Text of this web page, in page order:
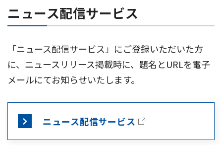
ニュース配信サービス
「ニュース配信サービス」にご登録いただいた方
に、ニュースリリース掲載時に、題名とURLを電子
メールにてお知らせいたします。
ニュース配信サービス